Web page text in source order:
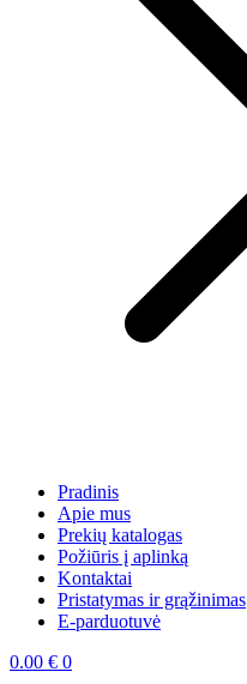
Pradinis
Apie mus
Prekių katalogas
Požiūris į aplinką
Kontaktai
Pristatymas ir grąžinimas
E-parduotuvė
0.00 € 0